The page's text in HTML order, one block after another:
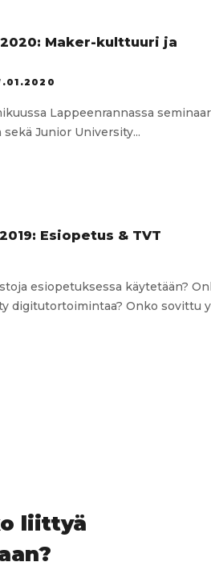
Maker-kulttuuri ja
Lappeenrannassa
Junior University...
Esiopetus & TVT
esiopetuksessa käytetään?
digitutortoimintaa? Onko sovittu
liittyä